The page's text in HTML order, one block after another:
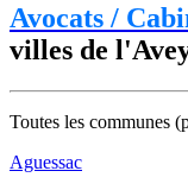
Avocats /
villes de
Toutes les communes
Aguessac